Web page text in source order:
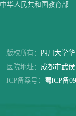
中华人民共和国教育部
版权所有：
四川大学
医院地址： 成都市武
ICP备案号： 蜀ICP备